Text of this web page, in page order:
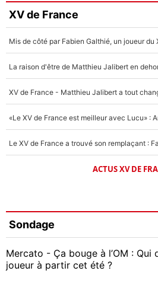
XV de France
ACTUS XV DE
Sondage
Mercato - Ça bouge à l’OM :
joueur à partir cet été ?